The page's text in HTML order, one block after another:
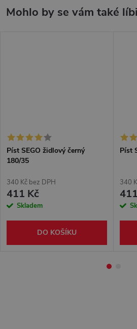
Píst SEGO židlový černý
180/35
340 Kč bez DPH
411 Kč
Skladem
DO KOŠÍKU
Píst
340